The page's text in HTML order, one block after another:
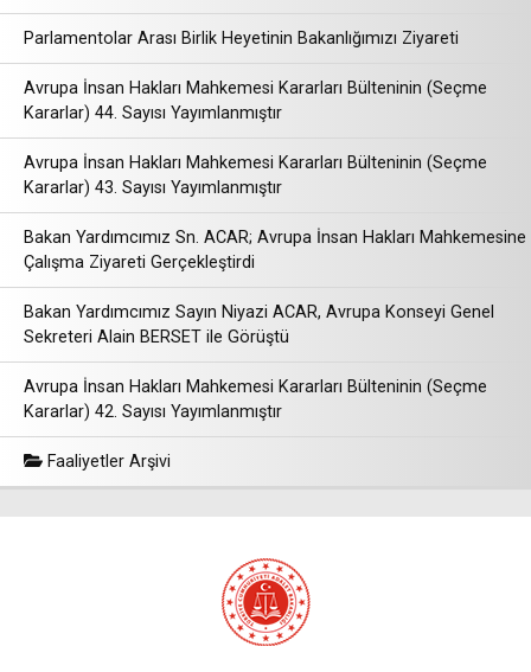
Parlamentolar Arası Birlik Heyetinin Bakanlığımızı Ziyareti
Avrupa İnsan Hakları Mahkemesi Kararları Bülteninin (Seçme
Kararlar) 44. Sayısı Yayımlanmıştır
Avrupa İnsan Hakları Mahkemesi Kararları Bülteninin (Seçme
Kararlar) 43. Sayısı Yayımlanmıştır
Bakan Yardımcımız Sn. ACAR; Avrupa İnsan Hakları Mahkemesine
Çalışma Ziyareti Gerçekleştirdi
Bakan Yardımcımız Sayın Niyazi ACAR, Avrupa Konseyi Genel
Sekreteri Alain BERSET ile Görüştü
Avrupa İnsan Hakları Mahkemesi Kararları Bülteninin (Seçme
Kararlar) 42. Sayısı Yayımlanmıştır
Faaliyetler Arşivi